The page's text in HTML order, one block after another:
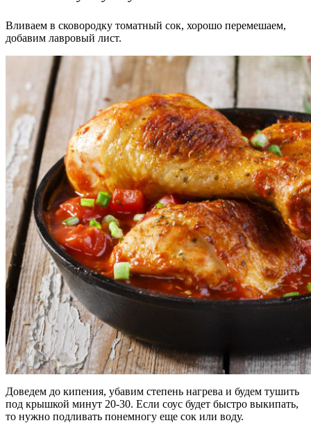
Вливаем в сковородку томатный сок, хорошо перемешаем,
добавим лавровый лист.
Доведем до кипения, убавим степень нагрева и будем тушить
под крышкой минут 20-30. Если соус будет быстро выкипать,
то нужно подливать понемногу еще сок или воду.